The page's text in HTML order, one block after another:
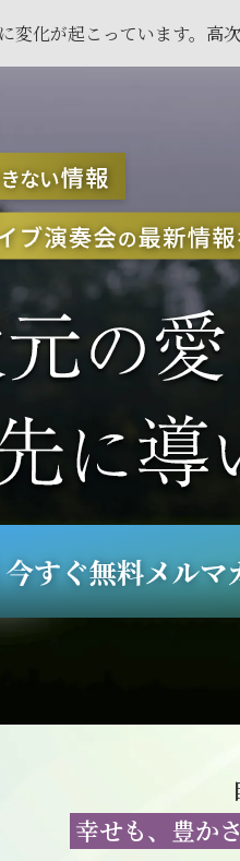
幸せも、豊か
変化が起こっています。高